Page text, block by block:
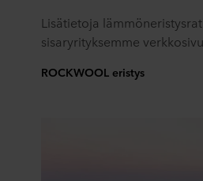
Lisätietoja
sisaryrityksemme
ROCKWOOL eristys